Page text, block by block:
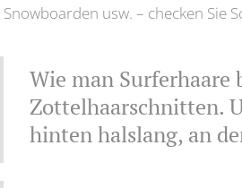
Snowboarden usw. – checken Sie
Wie man
Zottelhaarschnitten.
hinten halslang, an